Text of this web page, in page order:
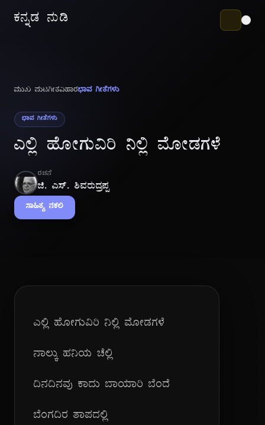
ಕನ್ನಡ ನುಡಿ
ಮುಖ ಪುಟಗೀತವಿಹಾರಭಾವ ಗೀತೆಗಳು
ಭಾವ ಗೀತೆಗಳು
ಎಲ್ಲಿ ಹೋಗುವಿರಿ ನಿಲ್ಲಿ ಮೋಡಗಳೆ
ರಚನೆ
ಜಿ. ಎಸ್. ಶಿವರುದ್ರಪ್ಪ
ಸಾಹಿತ್ಯ ನಕಲಿ
ಎಲ್ಲಿ ಹೋಗುವಿರಿ ನಿಲ್ಲಿ ಮೋಡಗಳೆ
ನಾಲ್ಕು ಹನಿಯ ಚೆಲ್ಲಿ
ದಿನದಿನವು ಕಾದು ಬಾಯಾರಿ ಬೆಂದೆ
ಬೆಂಗದಿರ ತಾಪದಲ್ಲಿ